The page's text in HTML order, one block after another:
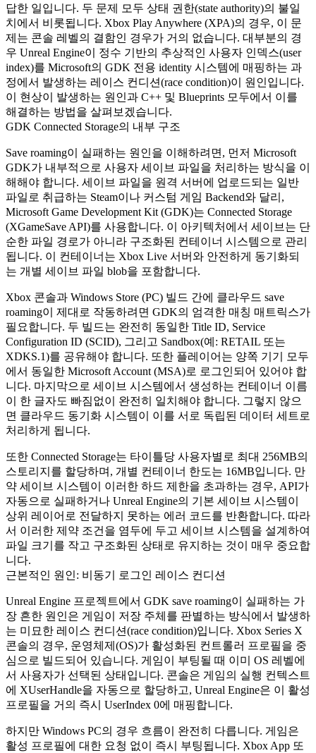
답한 일입니다. 두 문제 모두 상태 권한(state authority)의 불일
치에서 비롯됩니다. Xbox Play Anywhere (XPA)의 경우, 이 문
제는 콘솔 레벨의 결함인 경우가 거의 없습니다. 대부분의 경
우 Unreal Engine이 정수 기반의 추상적인 사용자 인덱스(user
index)를 Microsoft의 GDK 전용 identity 시스템에 매핑하는 과
정에서 발생하는 레이스 컨디션(race condition)이 원인입니다.
이 현상이 발생하는 원인과 C++ 및 Blueprints 모두에서 이를
해결하는 방법을 살펴보겠습니다.
GDK Connected Storage의 내부 구조
Save roaming이 실패하는 원인을 이해하려면, 먼저 Microsoft
GDK가 내부적으로 사용자 세이브 파일을 처리하는 방식을 이
해해야 합니다. 세이브 파일을 원격 서버에 업로드되는 일반
파일로 취급하는 Steam이나 커스텀 게임 Backend와 달리,
Microsoft Game Development Kit (GDK)는 Connected Storage
(XGameSave API)를 사용합니다. 이 아키텍처에서 세이브는 단
순한 파일 경로가 아니라 구조화된 컨테이너 시스템으로 관리
됩니다. 이 컨테이너는 Xbox Live 서버와 안전하게 동기화되
는 개별 세이브 파일 blob을 포함합니다.
Xbox 콘솔과 Windows Store (PC) 빌드 간에 클라우드 save
roaming이 제대로 작동하려면 GDK의 엄격한 매칭 매트릭스가
필요합니다. 두 빌드는 완전히 동일한 Title ID, Service
Configuration ID (SCID), 그리고 Sandbox(예: RETAIL 또는
XDKS.1)를 공유해야 합니다. 또한 플레이어는 양쪽 기기 모두
에서 동일한 Microsoft Account (MSA)로 로그인되어 있어야 합
니다. 마지막으로 세이브 시스템에서 생성하는 컨테이너 이름
이 한 글자도 빠짐없이 완전히 일치해야 합니다. 그렇지 않으
면 클라우드 동기화 시스템이 이를 서로 독립된 데이터 세트로
처리하게 됩니다.
또한 Connected Storage는 타이틀당 사용자별로 최대 256MB의
스토리지를 할당하며, 개별 컨테이너 한도는 16MB입니다. 만
약 세이브 시스템이 이러한 하드 제한을 초과하는 경우, API가
자동으로 실패하거나 Unreal Engine의 기본 세이브 시스템이
상위 레이어로 전달하지 못하는 에러 코드를 반환합니다. 따라
서 이러한 제약 조건을 염두에 두고 세이브 시스템을 설계하여
파일 크기를 작고 구조화된 상태로 유지하는 것이 매우 중요합
니다.
근본적인 원인: 비동기 로그인 레이스 컨디션
Unreal Engine 프로젝트에서 GDK save roaming이 실패하는 가
장 흔한 원인은 게임이 저장 주체를 판별하는 방식에서 발생하
는 미묘한 레이스 컨디션(race condition)입니다. Xbox Series X
콘솔의 경우, 운영체제(OS)가 활성화된 컨트롤러 프로필을 중
심으로 빌드되어 있습니다. 게임이 부팅될 때 이미 OS 레벨에
서 사용자가 선택된 상태입니다. 콘솔은 게임의 실행 컨텍스트
에 XUserHandle을 자동으로 할당하고, Unreal Engine은 이 활성
프로필을 거의 즉시 UserIndex 0에 매핑합니다.
하지만 Windows PC의 경우 흐름이 완전히 다릅니다. 게임은
활성 프로필에 대한 요청 없이 즉시 부팅됩니다. Xbox App 또